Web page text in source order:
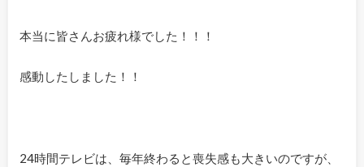
本当に皆さんお疲れ様でした！！！
感動したしました！！
24時間テレビは、毎年終わると喪失感も大きいのですが、